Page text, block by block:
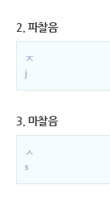
2. 파찰음
ㅈ
j
3. 마찰음
ㅅ
s